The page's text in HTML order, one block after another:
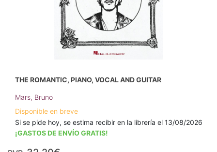
THE ROMANTIC, PIANO, VOCAL AND GUITAR
Mars, Bruno
Disponible en breve
Si se pide hoy, se estima recibir en la librería el 13/08/2026
¡GASTOS DE ENVÍO GRATIS!